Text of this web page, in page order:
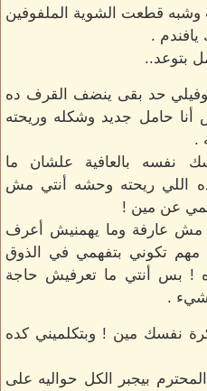
وشبه قطعت الشوية الملفوفين
يافندم .
بتوعد..
حد بقى ينضف القرف ده
حامل جديد وشكله وريحته
.
نفسه بالعافية علشان ما
اللي ريحته وحشه أنتي مش
عن مين !
عارفة وما يهمنيش أعرف
تكوني بتفهمي في الذوق
! بس أنتي ما تعرفيش حاجة
شيء .
نفسك مين ! وبتكلميني كده
بيجبر الكل حواليه على